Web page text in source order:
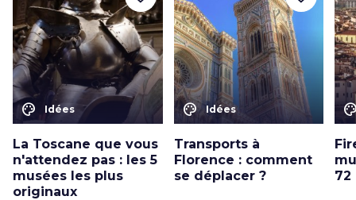
color_lens Idées
La Toscane que vous
n'attendez pas : les 5
musées les plus
originaux
color_lens Idées
Transports à
Florence : comment
se déplacer ?
72